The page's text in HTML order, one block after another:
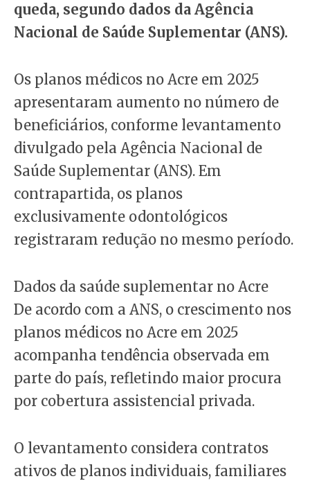
queda, segundo dados da Agência
Nacional de Saúde Suplementar (ANS).
Os planos médicos no Acre em 2025
apresentaram aumento no número de
beneficiários, conforme levantamento
divulgado pela Agência Nacional de
Saúde Suplementar (ANS). Em
contrapartida, os planos
exclusivamente odontológicos
registraram redução no mesmo período.
Dados da saúde suplementar no Acre
De acordo com a ANS, o crescimento nos
planos médicos no Acre em 2025
acompanha tendência observada em
parte do país, refletindo maior procura
por cobertura assistencial privada.
O levantamento considera contratos
ativos de planos individuais, familiares